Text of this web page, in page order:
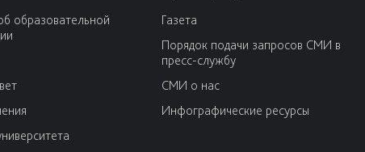
образовательной
Газета
Порядок подачи запросов СМИ в
пресс-службу
СМИ о нас
Инфографические ресурсы